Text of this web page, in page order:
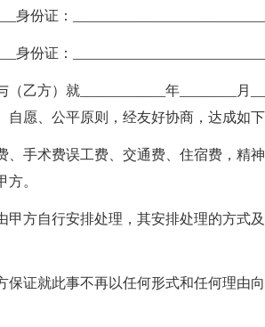
身份证：
身份证：
乙方）就____________年________月
愿、公平原则，经友好协商，达成如下
、手术费误工费、交通费、住宿费，精
。
甲方自行安排处理，其安排处理的方式
保证就此事不再以任何形式和任何理由